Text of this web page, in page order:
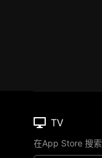
TV
在App Store 搜索